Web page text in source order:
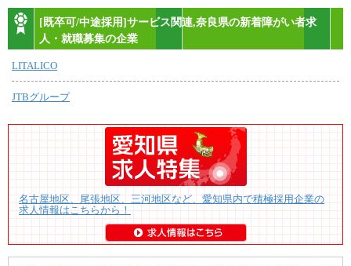
[既卒可/中途採用]サービス関連,奈良県の新着障がい者求
人・就職募集の企業
LITALICO
JTBグループ
名古屋地区、尾張地区、三河地区など、愛知県内で積極採用企業の
求人情報はこちらから！